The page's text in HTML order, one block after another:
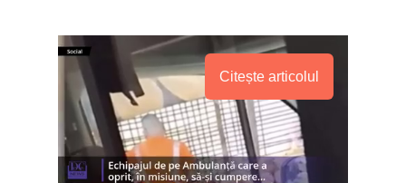
Citește articolul